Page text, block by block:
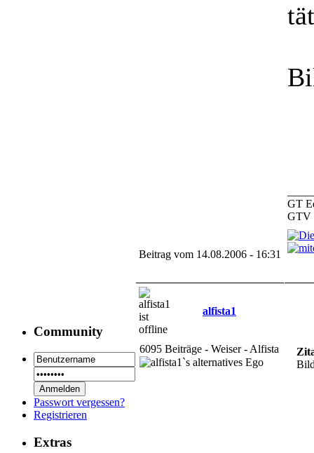
Community
Passwort vergessen?
Registrieren
Extras
GT
GTV
Beitrag vom 14.08.2006 - 16:31
alfista1
6095 Beiträge - Weiser - Alfista